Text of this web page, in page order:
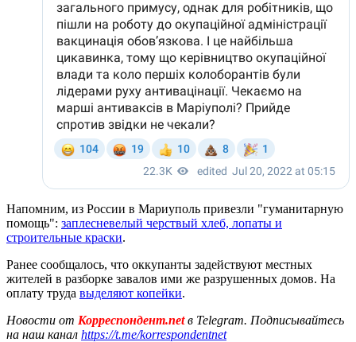
Напомним, из России в Мариуполь привезли "гуманитарную
помощь": заплесневелый черствый хлеб, лопаты и
строительные краски.
Ранее сообщалось, что оккупанты задействуют местных
жителей в разборке завалов ими же разрушенных домов. На
оплату труда выделяют копейки.
Новости от Корреспондент.netв Telegram. Подписывайтесь
на наш канал https://t.me/korrespondentnet